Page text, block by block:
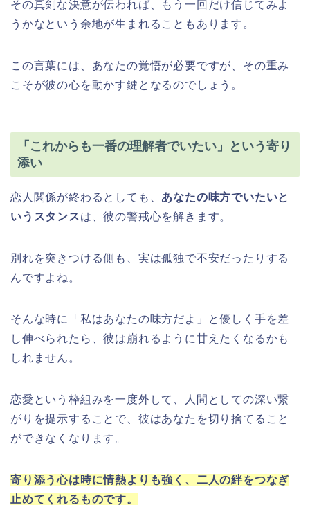
その真剣な決意が伝われば、もう一回だけ信じてみよ
うかなという余地が生まれることもあります。
この言葉には、あなたの覚悟が必要ですが、その重み
こそが彼の心を動かす鍵となるのでしょう。
「これからも一番の理解者でいたい」という寄り
添い
恋人関係が終わるとしても、 あなたの味方でいたいと
いうスタンスは、彼の警戒心を解きます。
別れを突きつける側も、実は孤独で不安だったりする
んですよね。
そんな時に「私はあなたの味方だよ」と優しく手を差
し伸べられたら、彼は崩れるように甘えたくなるかも
しれません。
恋愛という枠組みを一度外して、人間としての深い繋
がりを提示することで、彼はあなたを切り捨てること
ができなくなります。
寄り添う心は時に情熱よりも強く、二人の絆をつなぎ
止めてくれるものです。